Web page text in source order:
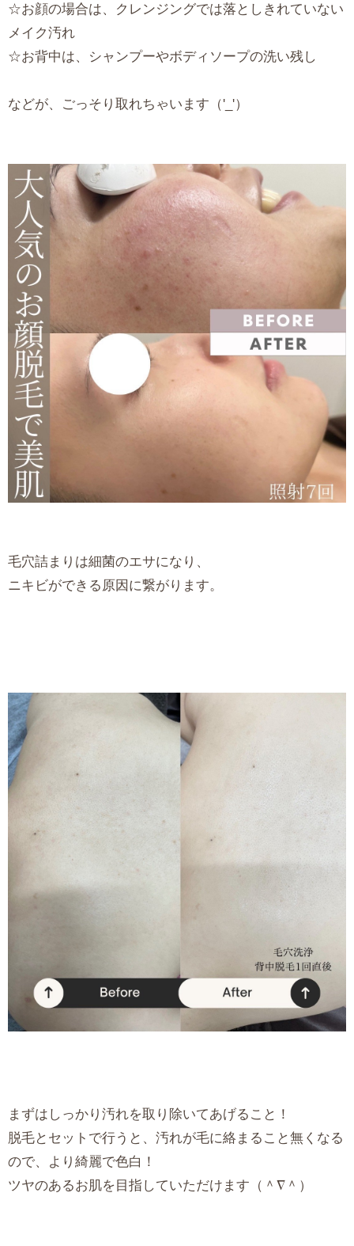
☆お顔の場合は、クレンジングでは落としきれていない
メイク汚れ
☆お背中は、シャンプーやボディソープの洗い残し
などが、ごっそり取れちゃいます（'_'）
毛穴詰まりは細菌のエサになり、
ニキビができる原因に繋がります。
まずはしっかり汚れを取り除いてあげること！
脱毛とセットで行うと、汚れが毛に絡まること無くなる
ので、より綺麗で色白！
ツヤのあるお肌を目指していただけます（＾∇＾）